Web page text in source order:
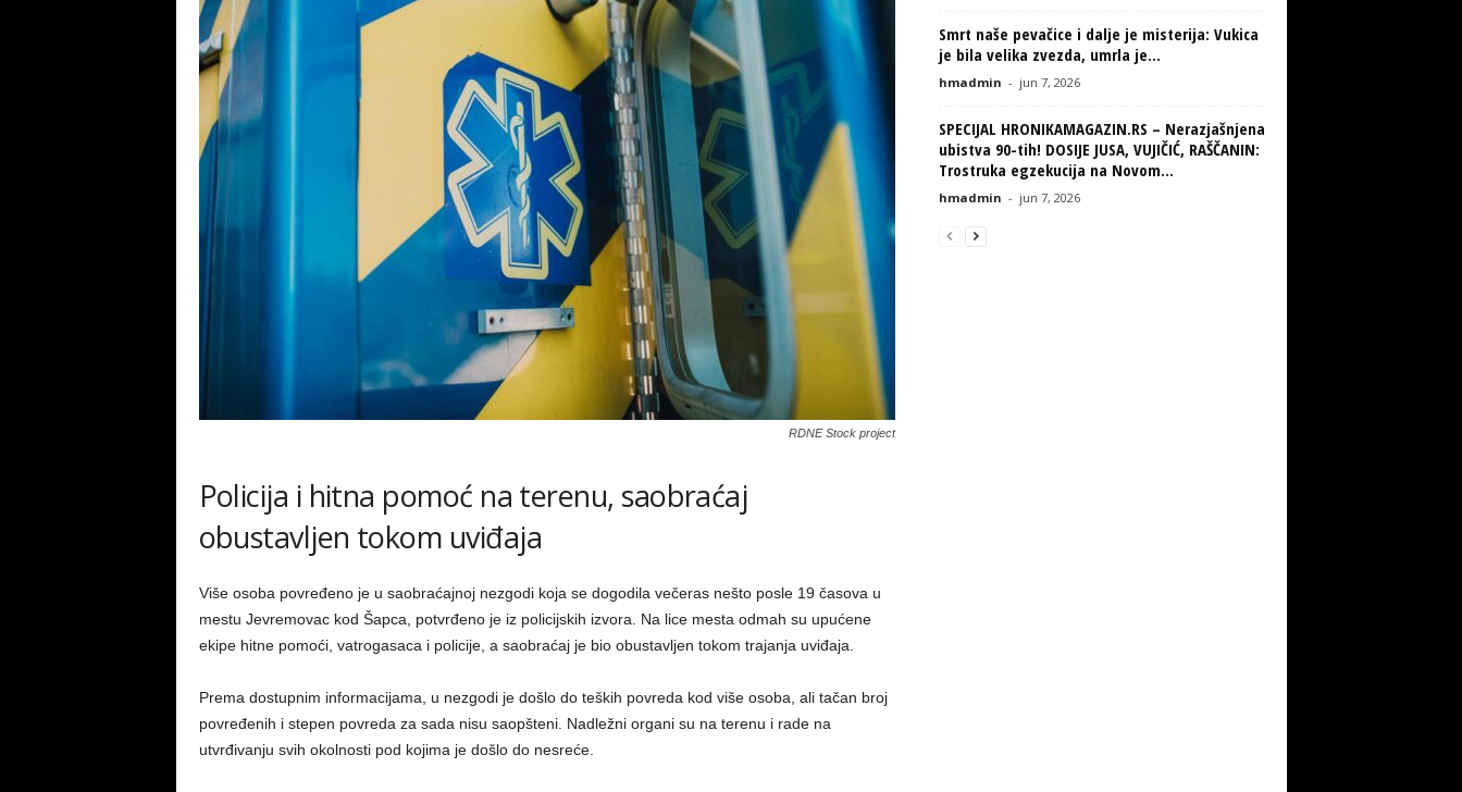
RDNE Stock project
Policija i hitna pomoć na terenu, saobraćaj
obustavljen tokom uviđaja
Više osoba povređeno je u saobraćajnoj nezgodi koja se dogodila večeras nešto posle 19 časova u
mestu Jevremovac kod Šapca, potvrđeno je iz policijskih izvora. Na lice mesta odmah su upućene
ekipe hitne pomoći, vatrogasaca i policije, a saobraćaj je bio obustavljen tokom trajanja uviđaja.
Prema dostupnim informacijama, u nezgodi je došlo do teških povreda kod više osoba, ali tačan broj
povređenih i stepen povreda za sada nisu saopšteni. Nadležni organi su na terenu i rade na
utvrđivanju svih okolnosti pod kojima je došlo do nesreće.
Smrt naše pevačice i dalje je misterija: Vukica
je bila velika zvezda, umrla je...
hmadmin - jun 7, 2026
SPECIJAL HRONIKAMAGAZIN.RS – Nerazjašnjena
ubistva 90-tih! DOSIJE JUSA, VUJIČIĆ, RAŠČANIN:
Trostruka egzekucija na Novom...
hmadmin - jun 7, 2026